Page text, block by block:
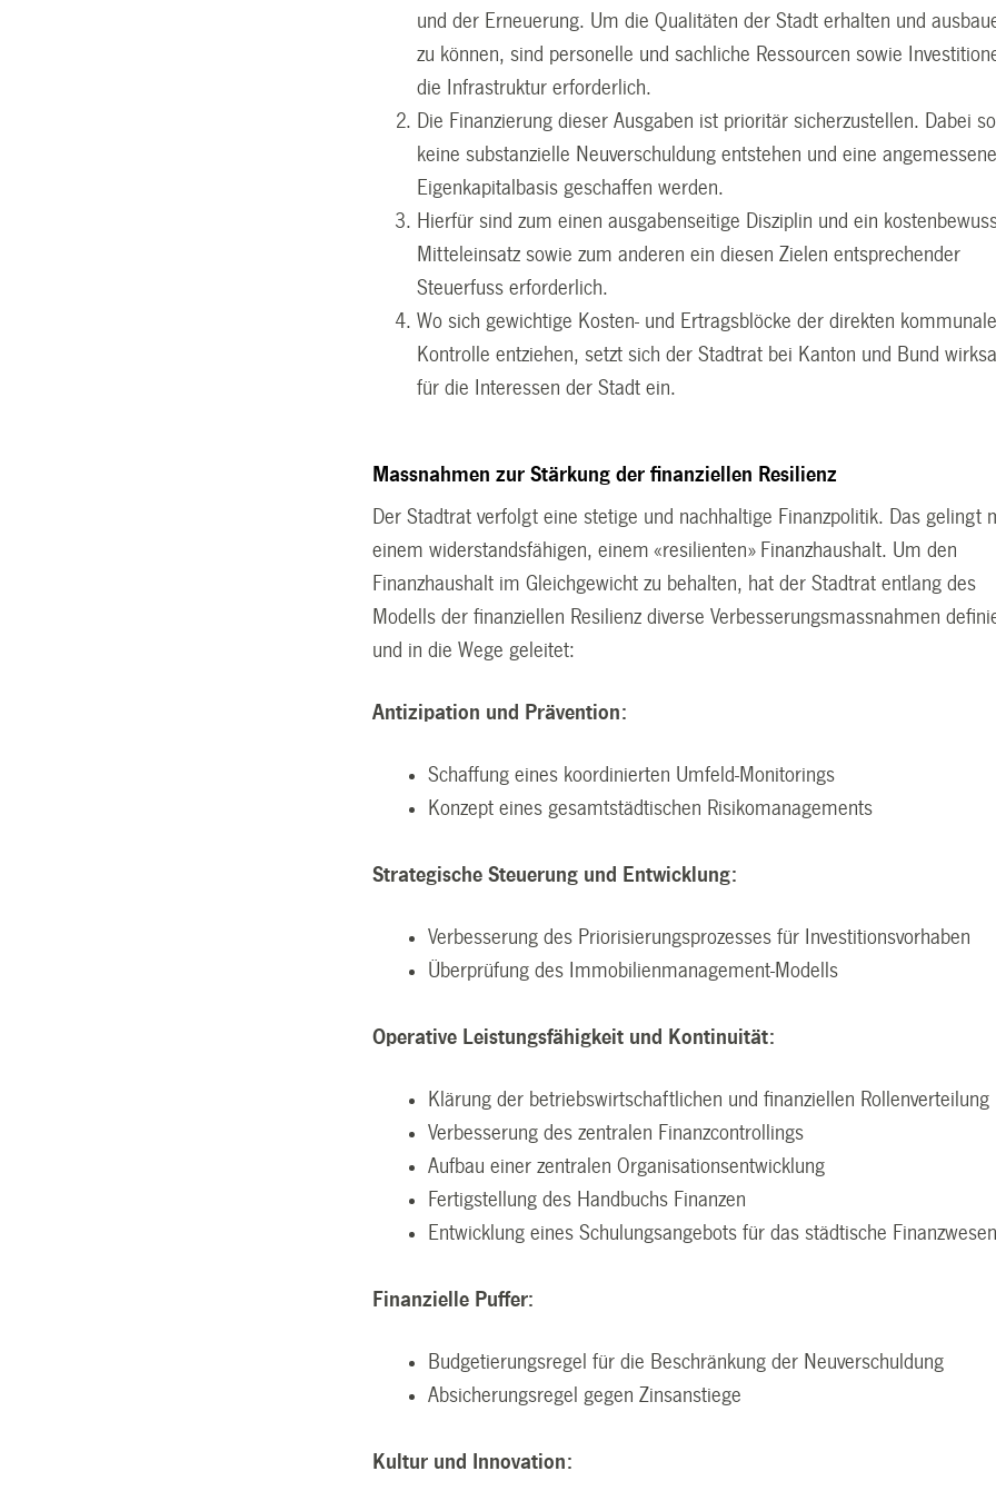
und der Erneuerung. Um die Qualitäten der Stadt erhalten und
zu können, sind personelle und sachliche Ressourcen sowie
die Infrastruktur erforderlich.
Die Finanzierung dieser Ausgaben ist prioritär sicherzustellen. Dabei
keine substanzielle Neuverschuldung entstehen und eine
Eigenkapitalbasis geschaffen werden.
Hierfür sind zum einen ausgabenseitige Disziplin und ein
Mitteleinsatz sowie zum anderen ein diesen Zielen entsprechender
Steuerfuss erforderlich.
Wo sich gewichtige Kosten- und Ertragsblöcke der direkten
Kontrolle entziehen, setzt sich der Stadtrat bei Kanton und Bund
für die Interessen der Stadt ein.
Massnahmen zur Stärkung der finanziellen Resilienz
Der Stadtrat verfolgt eine stetige und nachhaltige Finanzpolitik. Das gelingt
einem widerstandsfähigen, einem «resilienten» Finanzhaushalt. Um den
Finanzhaushalt im Gleichgewicht zu behalten, hat der Stadtrat entlang des
Modells der finanziellen Resilienz diverse Verbesserungsmassnahmen
und in die Wege geleitet:
Antizipation und Prävention:
Schaffung eines koordinierten Umfeld-Monitorings
Konzept eines gesamtstädtischen Risikomanagements
Strategische Steuerung und Entwicklung:
Verbesserung des Priorisierungsprozesses für Investitionsvorhaben
Überprüfung des Immobilienmanagement-Modells
Operative Leistungsfähigkeit und Kontinuität:
Klärung der betriebswirtschaftlichen und finanziellen Rollenverteilung
Verbesserung des zentralen Finanzcontrollings
Aufbau einer zentralen Organisationsentwicklung
Fertigstellung des Handbuchs Finanzen
Entwicklung eines Schulungsangebots für das städtische
Finanzielle Puffer:
Budgetierungsregel für die Beschränkung der Neuverschuldung
Absicherungsregel gegen Zinsanstiege
Kultur und Innovation: